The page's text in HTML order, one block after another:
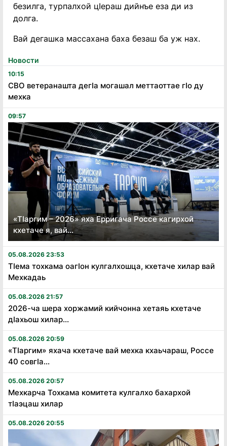
Новости
10:15
СВО ветеранашта дегӏа могашал меттаоттае гӏо ду
мехка
09:57
«Тӏаргим – 2026» яха Ерригача Россе кагирхой
кхетаче я, вай...
05.08.2026 23:53
Тӏема тохкама оагӏон кулгалхошца, кхетаче хилар вай
Мехкадаь
05.08.2026 21:57
2026-ча шера хоржамий кийчонна хетаяь кхетаче
дӏахьош хилар...
05.08.2026 20:59
«Тӏаргим» яхача кхетаче вай мехка кхаьчараш, Россе
40 совгӏа...
05.08.2026 20:57
Мехкарча Тохкама комитета кулгалхо бахархой
тӏаэцаш хилар
05.08.2026 20:55
безилга, турпалхой цIераш дийнъе еза ди из
долга.
Вай дегашка массахана баха безаш ба уж нах.